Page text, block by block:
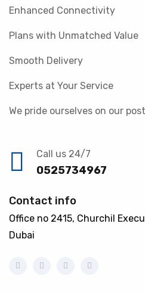
Enhanced Connectivity
Plans with Unmatched Value
Smooth Delivery
Experts at Your Service
We pride ourselves on our
Call us 24/7
0525734967
Contact info
Office no 2415, Churchil
Dubai